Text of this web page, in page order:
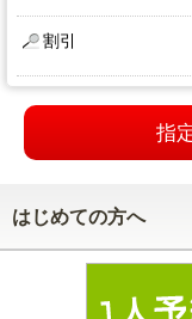
割引
指
はじめての方へ